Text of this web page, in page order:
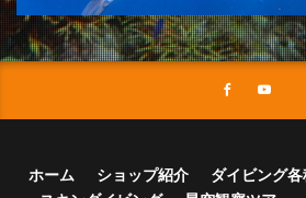
ホーム ショップ紹介 ダイビング各